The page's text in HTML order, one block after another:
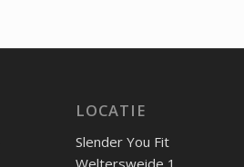
LOCATIE
Slender You Fit
Weltersweide 1